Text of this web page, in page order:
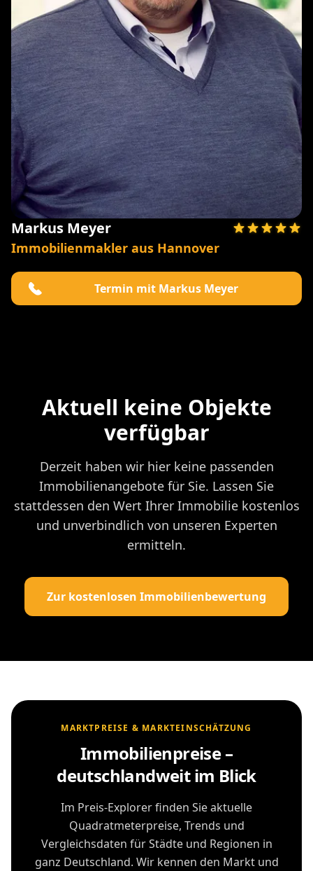
Markus Meyer
Immobilienmakler aus Hannover
Termin mit Markus Meyer
Aktuell keine Objekte
verfügbar
Derzeit haben wir hier keine passenden
Immobilienangebote für Sie. Lassen Sie
stattdessen den Wert Ihrer Immobilie kostenlos
und unverbindlich von unseren Experten
ermitteln.
Zur kostenlosen Immobilienbewertung
MARKTPREISE & MARKTEINSCHÄTZUNG
Immobilienpreise –
deutschlandweit im Blick
Im Preis-Explorer finden Sie aktuelle
Quadratmeterpreise, Trends und
Vergleichsdaten für Städte und Regionen in
ganz Deutschland. Wir kennen den Markt und